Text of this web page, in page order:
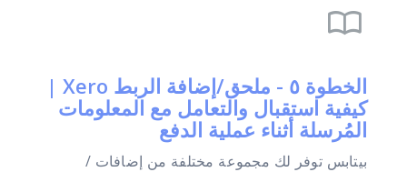
import_contacts
الخطوة ٥ - ملحق/إضافة الربط Xero |
كيفية استقبال والتعامل مع المعلومات
المُرسلة أثناء عملية الدفع
بيتابس توفر لك مجموعة مختلفة من إضافات /